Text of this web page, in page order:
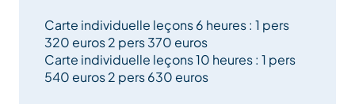
cadre exceptionnel, au cœur des montagnes de
Méribel.
Carte individuelle leçons 6 heures : 1 pers
320 euros 2 pers 370 euros
Carte individuelle leçons 10 heures : 1 pers
540 euros 2 pers 630 euros